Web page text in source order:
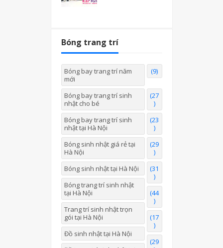
Bóng trang trí
Bóng bay trang trí năm
mới
(9)
Bóng bay trang trí sinh
nhật cho bé
(27
)
Bóng bay trang trí sinh
nhật tại Hà Nội
(23
)
Bóng sinh nhật giá rẻ tại
Hà Nội
(29
)
Bóng sinh nhật tại Hà Nội
(31
)
Bóng trang trí sinh nhật
tại Hà Nội
(44
)
Trang trí sinh nhật trọn
gói tại Hà Nội
(17
)
Đồ sinh nhật tại Hà Nội
(29